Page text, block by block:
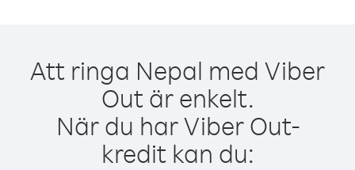
Att ringa Nepal med Viber
Out är enkelt.
När du har Viber Out-
kredit kan du: